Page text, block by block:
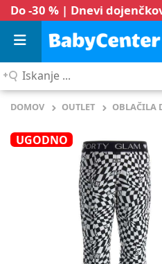
Do -30 % | Dnevi
Iskanje
DOMOV OUTLET OBLAČILA
UGODNO